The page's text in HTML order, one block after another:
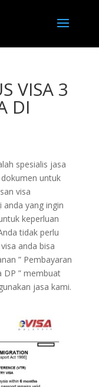
VISA 3
DI
spesialis jasa
untuk
visa
anda yang ingin
keperluan
tidak perlu
anda bisa
” Pembayaran
DP ” membuat
jasa kami.